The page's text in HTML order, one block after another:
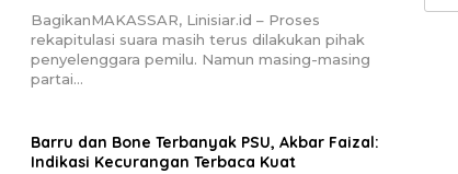
BagikanMAKASSAR, Linisiar.id – Proses
rekapitulasi suara masih terus dilakukan pihak
penyelenggara pemilu. Namun masing-masing
partai…
Barru dan Bone Terbanyak PSU, Akbar Faizal:
Indikasi Kecurangan Terbaca Kuat